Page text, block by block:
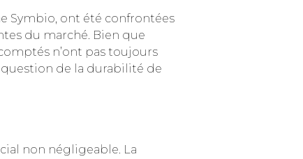
Symbio, ont été confrontées
du marché. Bien que
n’ont pas toujours
question de la durabilité de
non négligeable. La